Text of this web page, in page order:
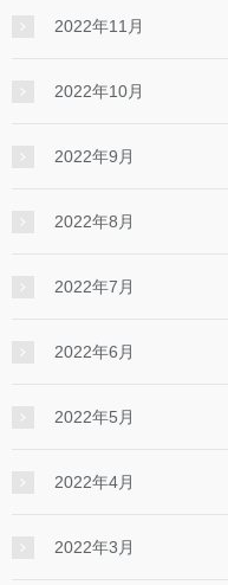
2022年11月
2022年10月
2022年9月
2022年8月
2022年7月
2022年6月
2022年5月
2022年4月
2022年3月